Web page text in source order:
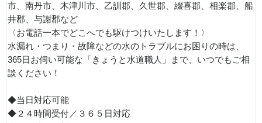
市、南丹市、木津川市、乙訓郡、久世郡、綴喜郡、相楽郡、船
井郡、与謝郡など
〈お電話一本でどこへでも駆けつけいたします！〉
水漏れ・つまり・故障などの水のトラブルにお困りの時は、
365日お伺い可能な「きょうと水道職人」まで、いつでもご相
談ください！
◆当日対応可能
◆２４時間受付／３６５日対応